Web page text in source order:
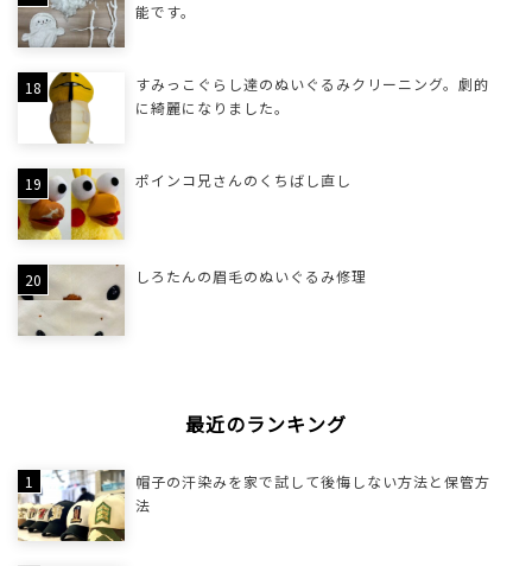
能です。
すみっこぐらし達のぬいぐるみクリーニング。劇的
に綺麗になりました。
ポインコ兄さんのくちばし直し
しろたんの眉毛のぬいぐるみ修理
最近のランキング
帽子の汗染みを家で試して後悔しない方法と保管方
法